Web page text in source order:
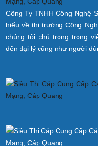
Công Ty TNHH Công Nghệ
hiểu về thị trường Công
chúng tôi chú trọng trong
đến đại lý cũng như người